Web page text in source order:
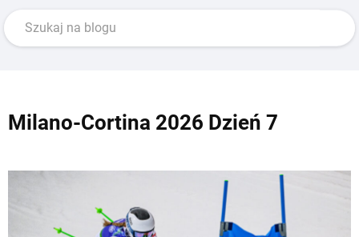
Milano-Cortina 2026 Dzień 7